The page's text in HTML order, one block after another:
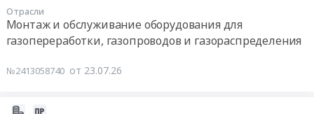
Отрасли
Монтаж и обслуживание оборудования для
газопереработки, газопроводов и газораспределения
№2413058740 от 23.07.26